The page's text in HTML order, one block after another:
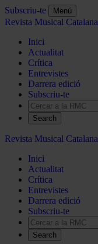
Subscriu-te Menú
Revista Musical Catalana
Inici
Actualitat
Crítica
Entrevistes
Darrera edició
Subscriu-te
Search
Revista Musical Catalana
Inici
Actualitat
Crítica
Entrevistes
Darrera edició
Subscriu-te
Search